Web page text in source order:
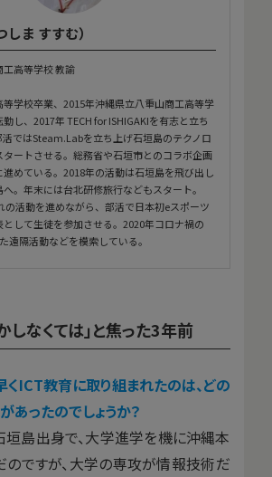
ま すすむ）
高等学校 教諭
学校卒業、2015年沖縄県立八重山商工高等学
し、2017年 TECH for ISHIGAKIを有志と立ち
活ではSteam.Labを立ち上げ石垣島のテクノロ
タートさせる。総務省や石垣市とのコラボ企画
めている。2018年の活動は石垣島を飛び出し
。年末には台北研修旅行などもスタート。
の活動を進めながら、部活で日本初eスポーツ
して生徒を参加させる。2020年コロナ禍の
遠隔活動などを模索している。
しなくては」と焦った3年前
くICT教育に取り組まれたのは、どの
あったのでしょうか？
垣島出身で、大学進学を機に沖縄本
のですが、大学の専攻が情報技術だ